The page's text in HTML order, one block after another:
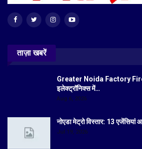
ताज़ा खबरें
Greater Noida Factory
इलेक्ट्रॉनिक्स में…
Aug 6, 2026
नोएडा मेट्रो विस्तार: 13
Jul 19, 2026